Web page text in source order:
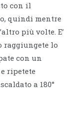
con il
quindi mentre
più volte. E’
raggiungete lo
con un
ripetete
a 180°